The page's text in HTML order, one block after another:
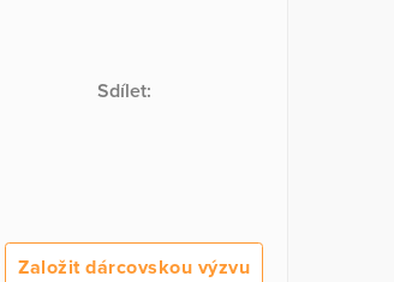
Sdílet:
Založit dárcovskou výzvu